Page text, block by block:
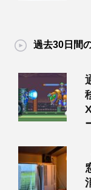
過去30日間